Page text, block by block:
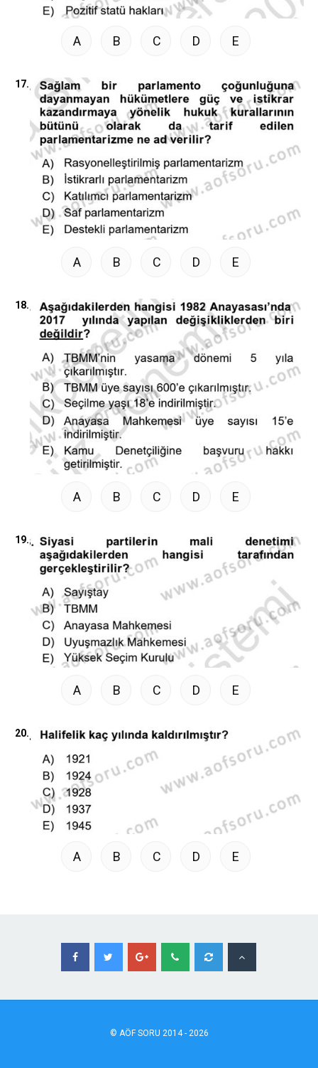
A B C D E
17.
A B C D E
18.
A B C D E
19.
A B C D E
20.
A B C D E
© AÖFSORU 2014 - 2026